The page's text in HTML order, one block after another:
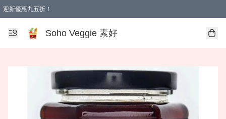
迎新優惠九五折！
Soho Veggie 素好